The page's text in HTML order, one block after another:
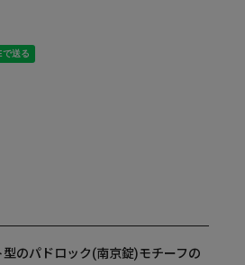
型のパドロック(南京錠)モチーフの